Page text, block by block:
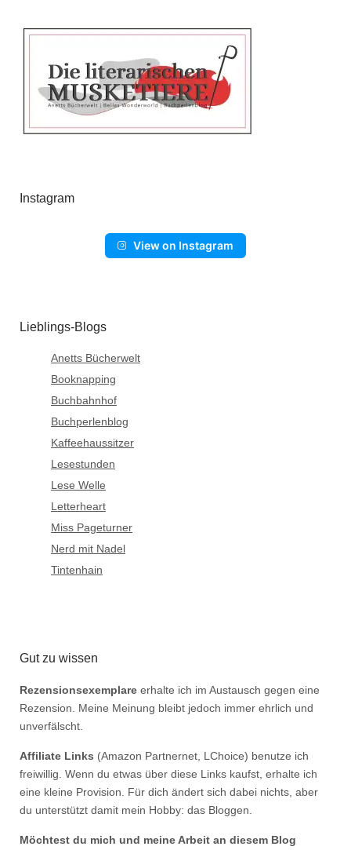
Instagram
View on Instagram
Lieblings-Blogs
Anetts Bücherwelt
Booknapping
Buchbahnhof
Buchperlenblog
Kaffeehaussitzer
Lesestunden
Lese Welle
Letterheart
Miss Pageturner
Nerd mit Nadel
Tintenhain
Gut zu wissen
Rezensionsexemplare erhalte ich im Austausch gegen eine
Rezension. Meine Meinung bleibt jedoch immer ehrlich und
unverfälscht.
Affiliate Links (Amazon Partnernet, LChoice) benutze ich
freiwillig. Wenn du etwas über diese Links kaufst, erhalte ich
eine kleine Provision. Für dich ändert sich dabei nichts, aber
du unterstützt damit mein Hobby: das Bloggen.
Möchtest du mich und meine Arbeit an diesem Blog